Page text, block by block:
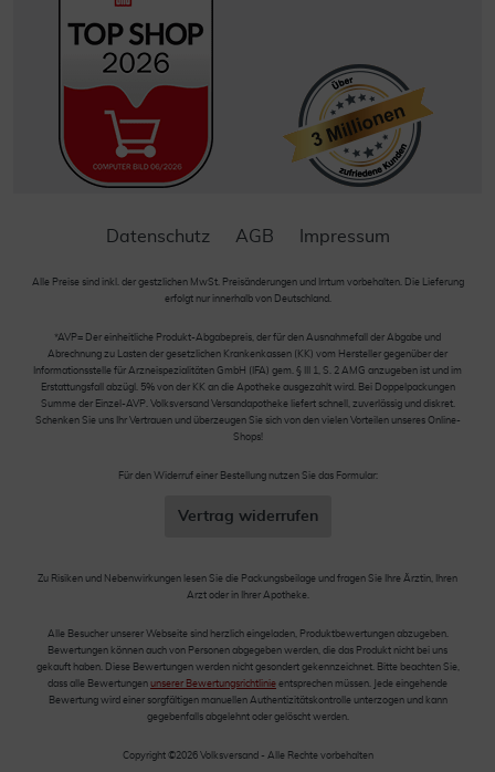
Datenschutz AGB Impressum
Alle Preise sind inkl. der gestzlichen MwSt. Preisänderungen und Irrtum vorbehalten. Die Lieferung
erfolgt nur innerhalb von Deutschland.
*AVP= Der einheitliche Produkt-Abgabepreis, der für den Ausnahmefall der Abgabe und
Abrechnung zu Lasten der gesetzlichen Krankenkassen (KK) vom Hersteller gegenüber der
Informationsstelle für Arzneispezialitäten GmbH (IFA) gem. § III 1, S. 2 AMG anzugeben ist und im
Erstattungsfall abzügl. 5% von der KK an die Apotheke ausgezahlt wird. Bei Doppelpackungen
Summe der Einzel-AVP. Volksversand Versandapotheke liefert schnell, zuverlässig und diskret.
Schenken Sie uns Ihr Vertrauen und überzeugen Sie sich von den vielen Vorteilen unseres Online-
Shops!
Für den Widerruf einer Bestellung nutzen Sie das Formular:
Vertrag widerrufen
Zu Risiken und Nebenwirkungen lesen Sie die Packungsbeilage und fragen Sie Ihre Ärztin, Ihren
Arzt oder in Ihrer Apotheke.
Alle Besucher unserer Webseite sind herzlich eingeladen, Produktbewertungen abzugeben.
Bewertungen können auch von Personen abgegeben werden, die das Produkt nicht bei uns
gekauft haben. Diese Bewertungen werden nicht gesondert gekennzeichnet. Bitte beachten Sie,
dass alle Bewertungen unserer Bewertungsrichtlinie entsprechen müssen. Jede eingehende
Bewertung wird einer sorgfältigen manuellen Authentizitätskontrolle unterzogen und kann
gegebenfalls abgelehnt oder gelöscht werden.
Copyright ©2026 Volksversand - Alle Rechte vorbehalten